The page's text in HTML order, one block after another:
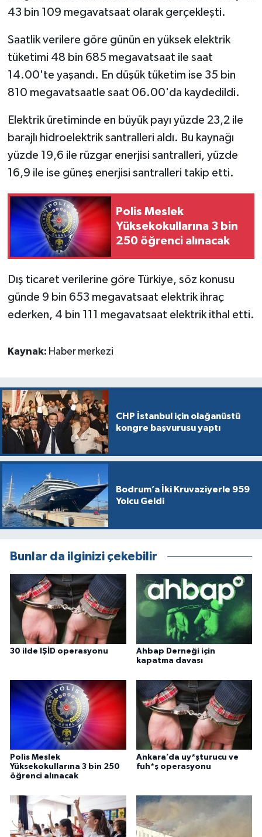
43 bin 109 megavatsaat olarak gerçekleşti.
Saatlik verilere göre günün en yüksek elektrik
tüketimi 48 bin 685 megavatsaat ile saat
14.00'te yaşandı. En düşük tüketim ise 35 bin
810 megavatsaatle saat 06.00'da kaydedildi.
Elektrik üretiminde en büyük payı yüzde 23,2 ile
barajlı hidroelektrik santralleri aldı. Bu kaynağı
yüzde 19,6 ile rüzgar enerjisi santralleri, yüzde
16,9 ile ise güneş enerjisi santralleri takip etti.
Polis Meslek
Yüksekokullarına 3 bin
250 öğrenci alınacak
Dış ticaret verilerine göre Türkiye, söz konusu
günde 9 bin 653 megavatsaat elektrik ihraç
ederken, 4 bin 111 megavatsaat elektrik ithal etti.
Kaynak: Haber merkezi
CHP İstanbul için olağanüstü
kongre başvurusu yaptı
Bodrum’a İki Kruvaziyerle 959
Yolcu Geldi
Bunlar da ilginizi çekebilir
30 ilde IŞİD operasyonu
Ahbap Derneği için
kapatma davası
Polis Meslek
Yüksekokullarına 3 bin 250
öğrenci alınacak
Ankara’da uy*şturucu ve
fuh*ş operasyonu